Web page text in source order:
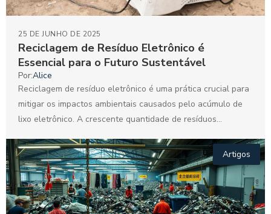
Reciclagem de Resíduo Eletrônico é
Essencial para o Futuro Sustentável
25 DE JUNHO DE 2025
Por:Alice
Reciclagem de resíduo eletrônico é uma prática crucial para
mitigar os impactos ambientais causados pelo acúmulo de
lixo eletrônico. A crescente quantidade de resíduos
Artigos